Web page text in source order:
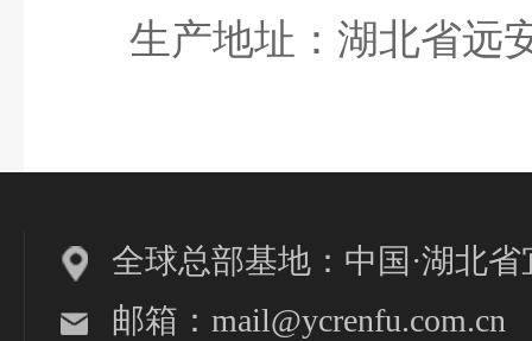
生产地址：湖北省远
全球总部基地：中国·湖北
邮箱：mail@ycrenfu.com.cn